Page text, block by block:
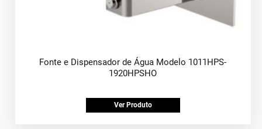
Fonte e Dispensador de Água Modelo 1011HPS-
1920HPSHO
Ver Produto